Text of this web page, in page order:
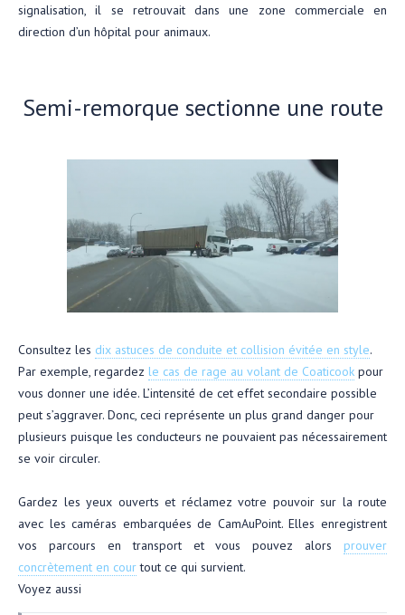
signalisation, il se retrouvait dans une zone commerciale en
direction d’un hôpital pour animaux.
Semi-remorque sectionne une route
Consultez les dix astuces de conduite et collision évitée en style.
Par exemple, regardez le cas de rage au volant de Coaticook pour
vous donner une idée. L’intensité de cet effet secondaire possible
peut s’aggraver. Donc, ceci représente un plus grand danger pour
plusieurs puisque les conducteurs ne pouvaient pas nécessairement
se voir circuler.
Gardez les yeux ouverts et réclamez votre pouvoir sur la route
avec les caméras embarquées de CamAuPoint. Elles enregistrent
vos parcours en transport et vous pouvez alors prouver
concrètement en courtout ce qui survient.
Voyez aussi